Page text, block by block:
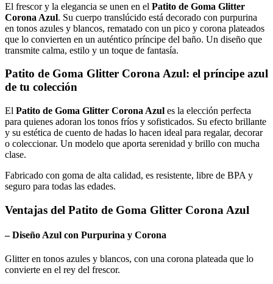
El frescor y la elegancia se unen en el Patito de Goma Glitter
Corona Azul. Su cuerpo translúcido está decorado con purpurina
en tonos azules y blancos, rematado con un pico y corona plateados
que lo convierten en un auténtico príncipe del baño. Un diseño que
transmite calma, estilo y un toque de fantasía.
Patito de Goma Glitter Corona Azul: el príncipe azul
de tu colección
El Patito de Goma Glitter Corona Azul es la elección perfecta
para quienes adoran los tonos fríos y sofisticados. Su efecto brillante
y su estética de cuento de hadas lo hacen ideal para regalar, decorar
o coleccionar. Un modelo que aporta serenidad y brillo con mucha
clase.
Fabricado con goma de alta calidad, es resistente, libre de BPA y
seguro para todas las edades.
Ventajas del Patito de Goma Glitter Corona Azul
– Diseño Azul con Purpurina y Corona
Glitter en tonos azules y blancos, con una corona plateada que lo
convierte en el rey del frescor.